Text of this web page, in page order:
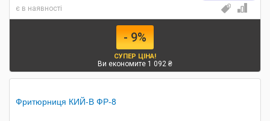
є в наявності
- 9%
СУПЕР ЦІНА!
Ви економите 1 092 ₴
Фритюрниця КИЙ-В ФР-8